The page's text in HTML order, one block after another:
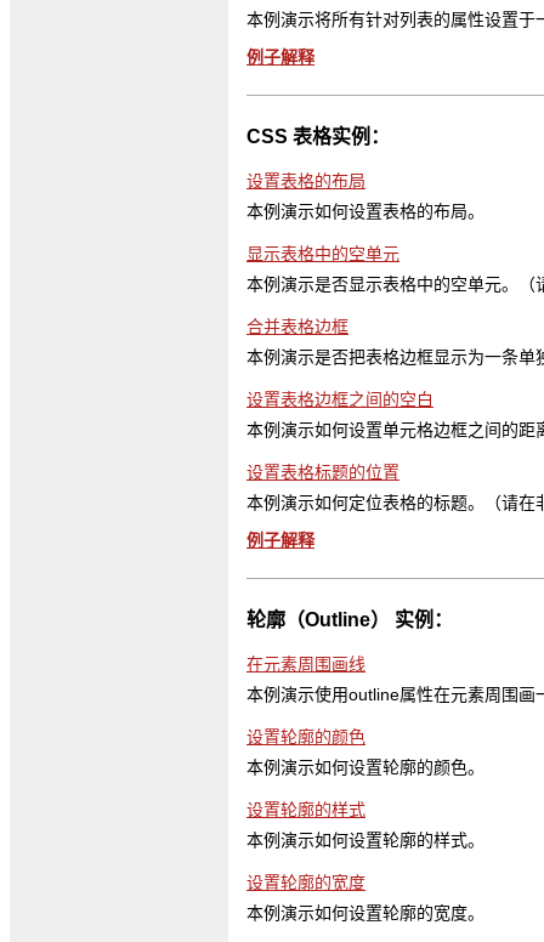
本例演示将所有针对列表的属性设置于
例子解释
CSS 表格实例：
设置表格的布局
本例演示如何设置表格的布局。
显示表格中的空单元
本例演示是否显示表格中的空单元。（
合并表格边框
本例演示是否把表格边框显示为一条
设置表格边框之间的空白
本例演示如何设置单元格边框之间的
设置表格标题的位置
本例演示如何定位表格的标题。（请在
例子解释
轮廓（Outline） 实例：
在元素周围画线
本例演示使用outline属性在元素周围画
设置轮廓的颜色
本例演示如何设置轮廓的颜色。
设置轮廓的样式
本例演示如何设置轮廓的样式。
设置轮廓的宽度
本例演示如何设置轮廓的宽度。